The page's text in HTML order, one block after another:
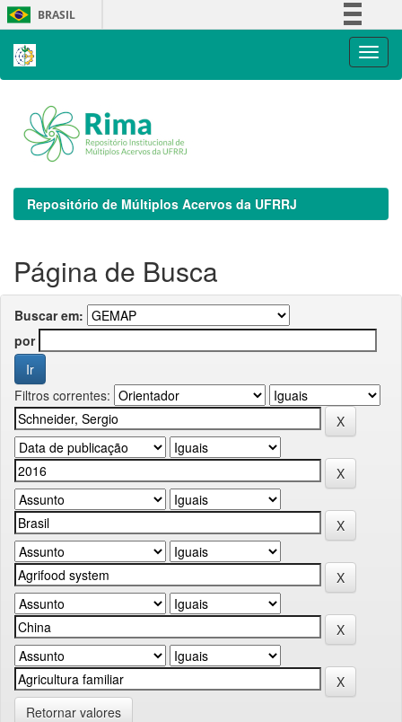
Skip
navigation
BRASIL
Repositório de Múltiplos Acervos da UFRRJ
Página de Busca
Buscar em:
por
Filtros correntes:
Retornar valores